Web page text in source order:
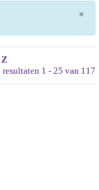
×
Z
resultaten 1 - 25 van 117